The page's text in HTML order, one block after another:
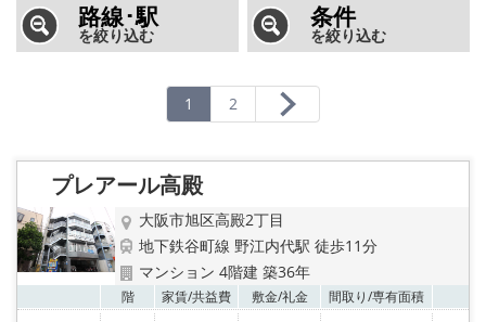
スタッフ
LINE公式アカウント
Instagram
店舗情報·アクセス
路線･駅
を絞り込む
条件
を絞り込む
1 2
プレアール高殿
大阪市旭区高殿2丁目
地下鉄谷町線 野江内代駅 徒歩11分
マンション 4階建 築36年
階 家賃/共益費 敷金/礼金 間取り/専有面積